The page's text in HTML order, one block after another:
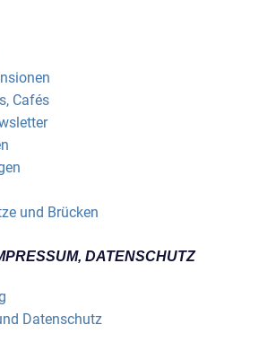
Cafés
und Brücken
DATENSCHUTZ
Datenschutz